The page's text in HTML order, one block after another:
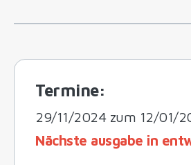
Termine:
29/11/2024 zum 12/01/
Nächste ausgabe in